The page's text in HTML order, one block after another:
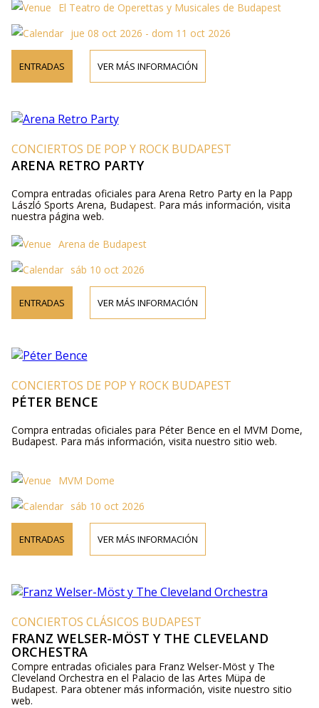
El Teatro de Operettas y Musicales de Budapest
jue 08 oct 2026 - dom 11 oct 2026
ENTRADAS VER MÁS INFORMACIÓN
CONCIERTOS DE POP Y ROCK BUDAPEST
ARENA RETRO PARTY
Compra entradas oficiales para Arena Retro Party en la Papp
László Sports Arena, Budapest. Para más información, visita
nuestra página web.
Arena de Budapest
sáb 10 oct 2026
ENTRADAS VER MÁS INFORMACIÓN
CONCIERTOS DE POP Y ROCK BUDAPEST
PÉTER BENCE
Compra entradas oficiales para Péter Bence en el MVM Dome,
Budapest. Para más información, visita nuestro sitio web.
MVM Dome
sáb 10 oct 2026
ENTRADAS VER MÁS INFORMACIÓN
CONCIERTOS CLÁSICOS BUDAPEST
FRANZ WELSER-MÖST Y THE CLEVELAND
ORCHESTRA
Compre entradas oficiales para Franz Welser-Möst y The
Cleveland Orchestra en el Palacio de las Artes Müpa de
Budapest. Para obtener más información, visite nuestro sitio
web.